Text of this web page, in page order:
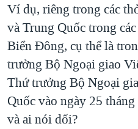
Ví dụ, riêng trong các
và Trung Quốc trong
Biển Đông, cụ thể là
trưởng Bộ Ngoại giao
Thứ trưởng Bộ Ngoại
Quốc vào ngày 25
và ai nói dối?